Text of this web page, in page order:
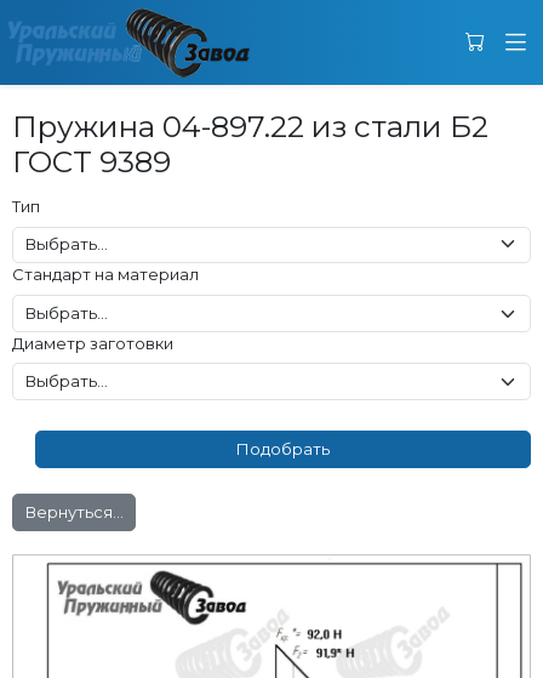
Пружина 04-897.22 из стали Б2
ГОСТ 9389
Тип
Стандарт на материал
Диаметр заготовки
Вернуться...